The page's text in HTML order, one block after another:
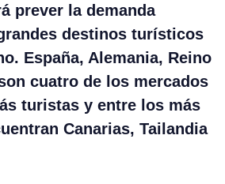
prever la demanda
destinos turísticos
España, Alemania, Reino
cuatro de los mercados
turistas y entre los más
Canarias, Tailandia